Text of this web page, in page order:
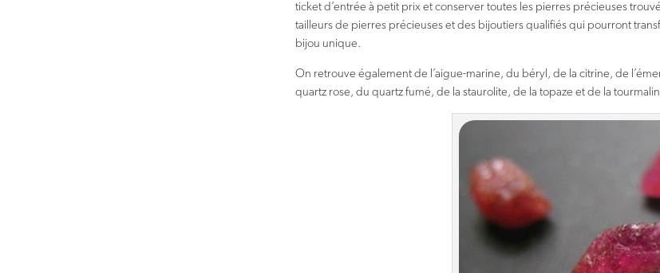
ticket d’entrée à petit prix et conserver toutes les pierres précieuses
tailleurs de pierres précieuses et des bijoutiers qualifiés qui pourront
bijou unique.
On retrouve également de l’aigue-marine, du béryl, de la citrine, de
quartz rose, du quartz fumé, de la staurolite, de la topaze et de la